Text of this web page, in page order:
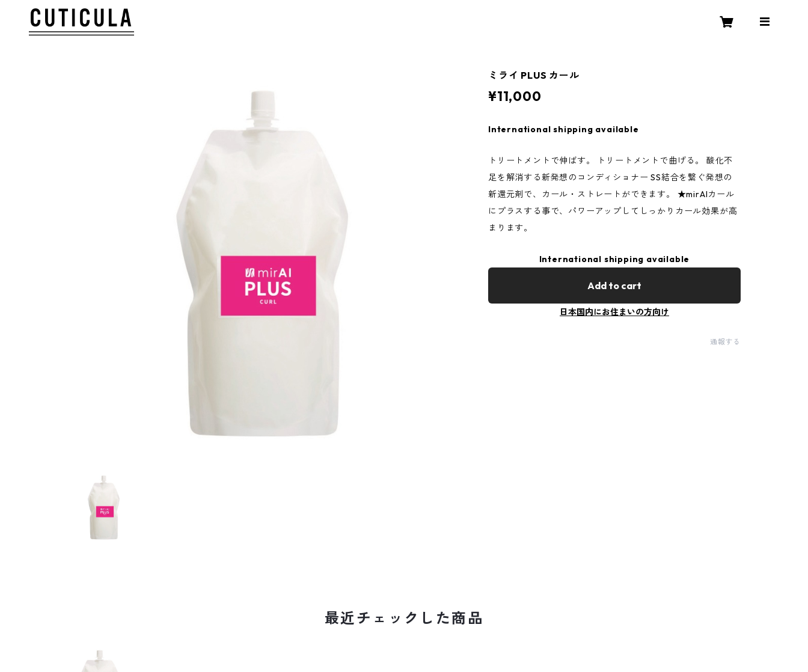
ミライ PLUS カール
¥11,000
International shipping available
トリートメントで伸ばす。 トリートメントで曲げる。 酸化不
足を解消する新発想のコンディショナー SS結合を繋ぐ発想の
新還元剤で、カール・ストレートができます。 ★mirAIカール
にプラスする事で、パワーアップしてしっかりカール効果が高
まります。
International shipping available
Add to cart
日本国内にお住まいの方向け
通報する
最近チェックした商品